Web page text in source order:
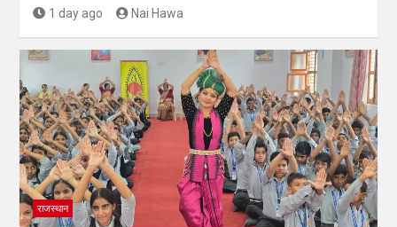
1 day ago Nai Hawa
राजस्थान